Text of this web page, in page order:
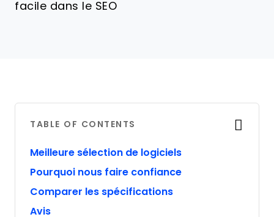
facile dans le SEO
TABLE OF CONTENTS
Meilleure sélection de logiciels
Pourquoi nous faire confiance
Comparer les spécifications
Avis